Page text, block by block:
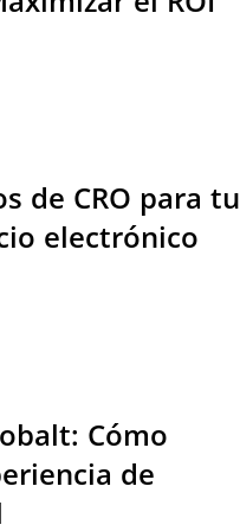
de CRO para tu
electrónico
Cómo
de